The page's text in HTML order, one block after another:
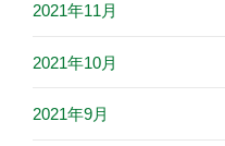
2021年11月
2021年10月
2021年9月